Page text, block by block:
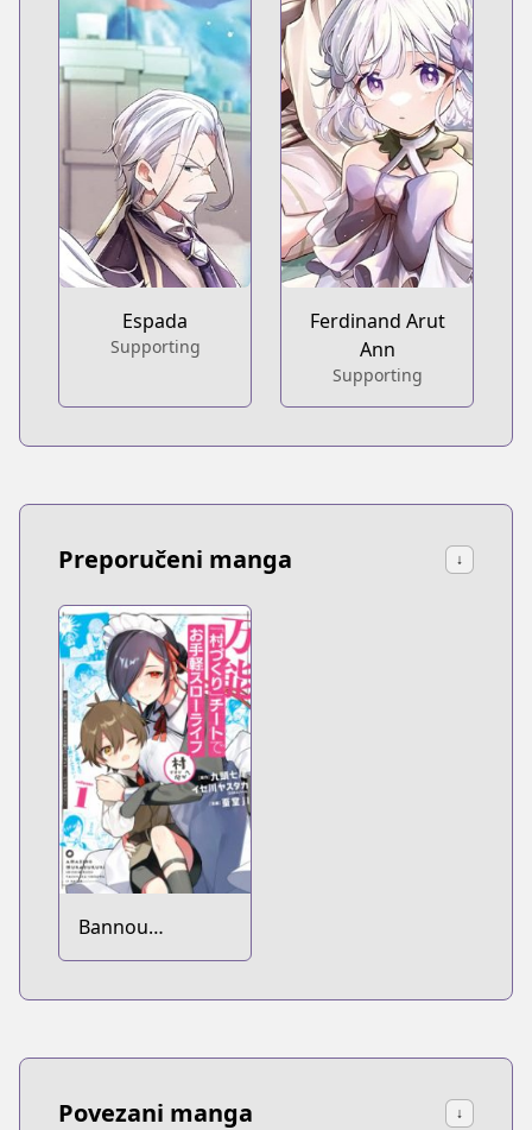
Espada
Supporting
Ferdinand Arut
Ann
Supporting
Preporučeni manga ↓
Bannou
"Murazukuri"
Povezani manga ↓